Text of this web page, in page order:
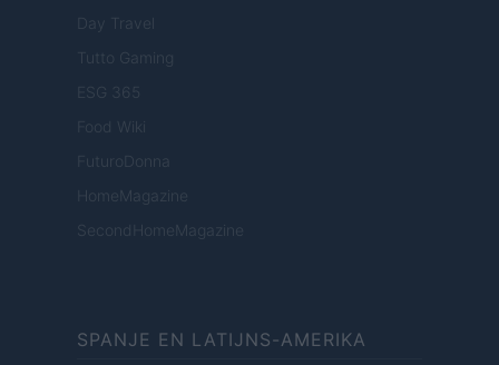
Day Travel
Tutto Gaming
ESG 365
Food Wiki
FuturoDonna
HomeMagazine
SecondHomeMagazine
SPANJE EN LATIJNS-AMERIKA